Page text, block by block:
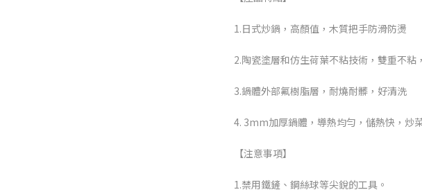
1.日式炒鍋，高顏值，木質把手防滑防燙
2.陶瓷塗層和仿生荷葉不粘技術，雙重不粘
3.鍋體外部氟樹脂層，耐燒耐髒，好清洗
4. 3mm加厚鍋體，導熱均勻，儲熱快，炒
【注意事項】
1.禁用鐵鏟、鋼絲球等尖銳的工具。